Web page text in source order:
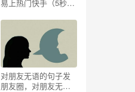
易上热门快手（5秒完
荐）
对朋友无语的句子发
朋友圈，对朋友无语